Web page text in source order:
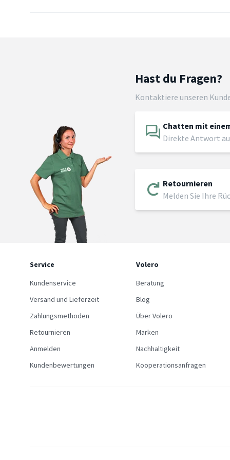
Hast du Fragen?
Kontaktiere unseren
Chatten mit
Direkte Antwort
Retournieren
Melden Sie Ihre
Service
Kundenservice
Versand und Lieferzeit
Zahlungsmethoden
Retournieren
Anmelden
Kundenbewertungen
Volero
Beratung
Blog
Über Volero
Marken
Nachhaltigkeit
Kooperationsanfragen